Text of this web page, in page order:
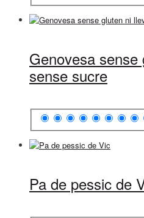
Genovesa
sense sucre
Pa de pessic de